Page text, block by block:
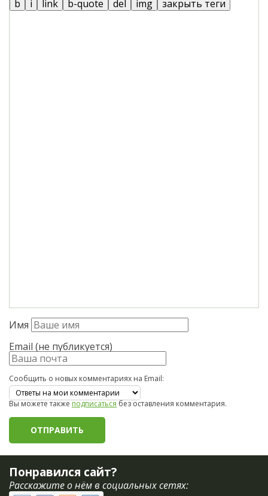
Имя
Email (не публикуется)
Сообщить о новых комментариях на Email:
Вы можете такжеподписатьсябез оставления комментария.
Понравился сайт?
Расскажите о нём в социальных сетях: